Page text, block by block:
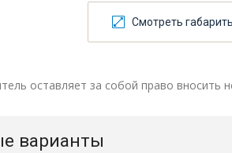
Смотреть
оставляет за собой право вносить
варианты